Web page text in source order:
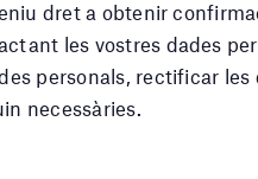
dret a obtenir
les vostres dades
personals, rectificar les
necessàries.